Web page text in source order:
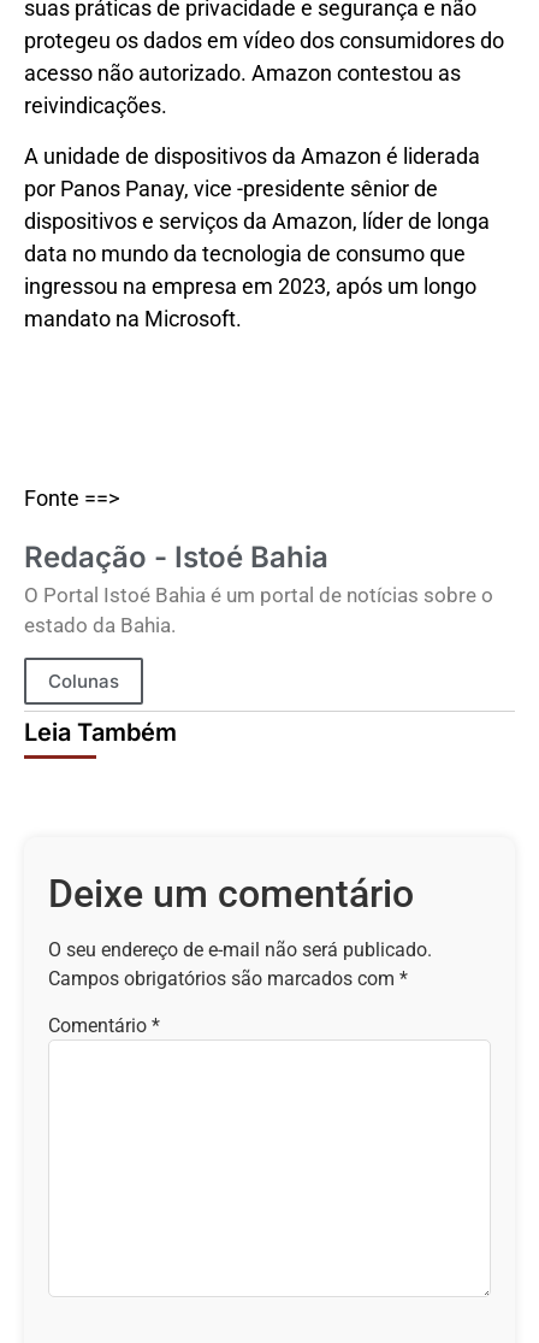
suas práticas de privacidade e segurança e não
protegeu os dados em vídeo dos consumidores do
acesso não autorizado. Amazon contestou as
reivindicações.
A unidade de dispositivos da Amazon é liderada
por Panos Panay, vice -presidente sênior de
dispositivos e serviços da Amazon, líder de longa
data no mundo da tecnologia de consumo que
ingressou na empresa em 2023, após um longo
mandato na Microsoft.
Fonte ==>
Redação - Istoé Bahia
O Portal Istoé Bahia é um portal de notícias sobre o
estado da Bahia.
Colunas
Leia Também
Deixe um comentário
O seu endereço de e-mail não será publicado.
Campos obrigatórios são marcados com *
Comentário *